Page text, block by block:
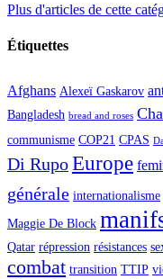
Plus d'articles de cette
Étiquettes
Afghans Alexeï Gaskarov
Bangladesh bread and roses
communisme COP21 CPAS
Di RupoEurope
générale internationalisme
Maggie De Block
Qatar répression résistances
combat transition TTIP